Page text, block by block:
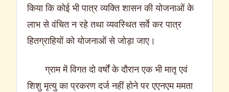
किया कि कोई भी पात्र व्यक्ति शासन की योजनाओं के
लाभ से वंचित न रहे तथा व्यवस्थित सर्वे कर पात्र
हितग्राहियों को योजनाओं से जोड़ा जाए।
ग्राम में विगत दो वर्षों के दौरान एक भी मातृ एवं
शिशु मृत्यु का प्रकरण दर्ज नहीं होने पर एएनएम ममता